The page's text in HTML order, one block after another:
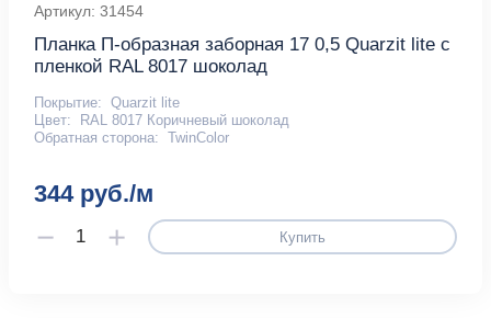
Артикул: 31454
Планка П-образная заборная 17 0,5 Quarzit lite с
пленкой RAL 8017 шоколад
Покрытие: Quarzit lite
Цвет:
RAL 8017 Коричневый шоколад
Обратная сторона: TwinColor
344 руб./м
Купить